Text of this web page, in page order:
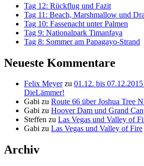
Tag 12: Rückflug und Fazit
Tag 11: Beach, Marshmallow und
Tag 10: Fassenacht unter Palmen
Tag 9: Nationalpark Timanfaya
Tag 8: Sommer am Papagayo-Strand
Neueste Kommentare
Felix Meyerzu 01.12. bis
DieLämmer!
Gabi zu Route 66 über Joshua Tree
Gabi zu Hoover Dam und Grand
Steffen zu Las Vegas und Valley of
Gabi zu Las Vegas und Valley of Fire
Archiv